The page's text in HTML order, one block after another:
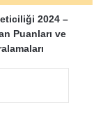
2024 –
Puanları ve